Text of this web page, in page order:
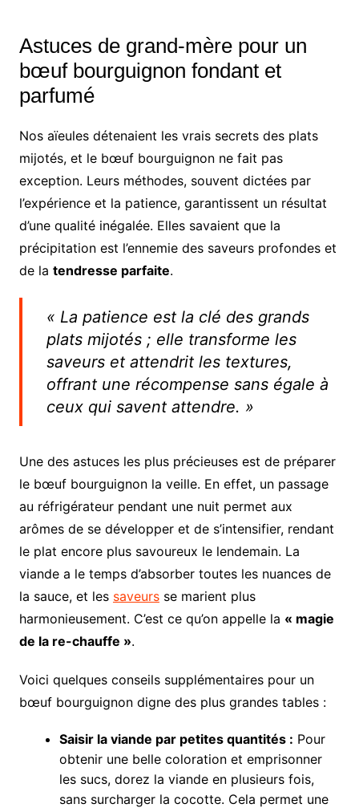
Astuces de grand-mère pour un
bœuf bourguignon fondant et
parfumé
Nos aïeules détenaient les vrais secrets des plats
mijotés, et le bœuf bourguignon ne fait pas
exception. Leurs méthodes, souvent dictées par
l’expérience et la patience, garantissent un résultat
d’une qualité inégalée. Elles savaient que la
précipitation est l’ennemie des saveurs profondes et
de la tendresse parfaite.
« La patience est la clé des grands
plats mijotés ; elle transforme les
saveurs et attendrit les textures,
offrant une récompense sans égale à
ceux qui savent attendre. »
Une des astuces les plus précieuses est de préparer
le bœuf bourguignon la veille. En effet, un passage
au réfrigérateur pendant une nuit permet aux
arômes de se développer et de s’intensifier, rendant
le plat encore plus savoureux le lendemain. La
viande a le temps d’absorber toutes les nuances de
la sauce, et les saveursse marient plus
harmonieusement. C’est ce qu’on appelle la « magie
de la re-chauffe ».
Voici quelques conseils supplémentaires pour un
bœuf bourguignon digne des plus grandes tables :
Saisir la viande par petites quantités : Pour
obtenir une belle coloration et emprisonner
les sucs, dorez la viande en plusieurs fois,
sans surcharger la cocotte. Cela permet une